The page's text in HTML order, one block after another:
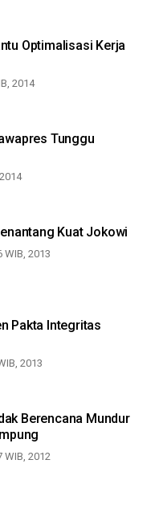
Optimalisasi Kerja
2014
Tunggu
Kuat Jokowi
WIB, 2013
Pakta Integritas
2013
Berencana Mundur
WIB, 2012